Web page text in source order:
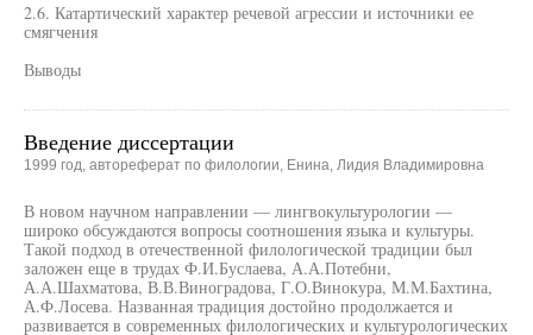
2.6. Катартический характер речевой агрессии и источники ее
смягчения
Выводы
Введение диссертации
1999 год, автореферат по филологии, Енина, Лидия Владимировна
В новом научном направлении — лингвокультурологии —
широко обсуждаются вопросы соотношения языка и культуры.
Такой подход в отечественной филологической традиции был
заложен еще в трудах Ф.И.Буслаева, А.А.Потебни,
А.А.Шахматова, В.В.Виноградова, Г.О.Винокура, М.М.Бахтина,
А.Ф.Лосева. Названная традиция достойно продолжается и
развивается в современных филологических и культурологических